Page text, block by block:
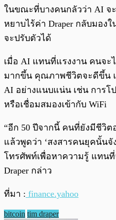
ในขณะที่บางคนกลัวว่า AI จ
หยาบไร้ค่า Draper กลับมอง
จะปรับตัวได้
เมื่อ AI แทนที่แรงงาน คนจะ
มากขึ้น คุณภาพชีวิตจะดีขึ้น
AI อย่างแนบแน่น เช่น การ
หรือเชื่อมสมองเข้ากับ WiFi
“อีก 50 ปีจากนี้ คนที่ยังมีชีวิ
แล้วพูดว่า ‘สงสารคนยุคนั้นจั
โทรศัพท์เพื่อหาความรู้ แทนที่
Draper กล่าว
ที่มา : finance.yahoo
bitcoin tim draper